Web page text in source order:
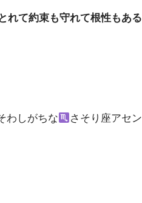
れて約束も守れて根性もある
わしがちな
さそり座アセ